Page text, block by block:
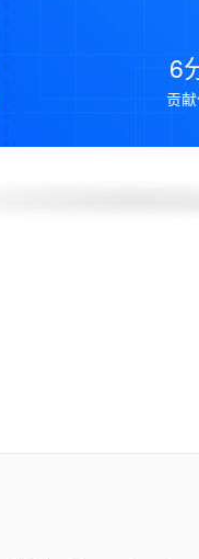
6
贡